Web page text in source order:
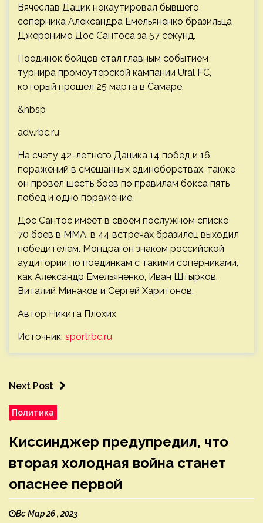
Вячеслав Дацик нокаутировал бывшего
соперника Александра Емельяненко бразильца
Джеронимо Дос Сантоса за 57 секунд.
Поединок бойцов стал главным событием
турнира промоутерской кампании Ural FC,
который прошел 25 марта в Самаре.
&nbsp
adv.rbc.ru
На счету 42-летнего Дацика 14 побед и 16
поражений в смешанных единоборствах, также
он провел шесть боев по правилам бокса пять
побед и одно поражение.
Дос Сантос имеет в своем послужном списке
70 боев в ММА, в 44 встречах бразилец выходил
победителем. Мондрагон знаком российской
аудитории по поединкам с такими соперниками,
как Александр Емельяненко, Иван Штырков,
Виталий Минаков и Сергей Харитонов.
Автор Никита Плохих
Источник: sportrbc.ru
Next Post
Политика
Киссинджер предупредил, что
вторая холодная война станет
опаснее первой
Вс Мар 26 , 2023